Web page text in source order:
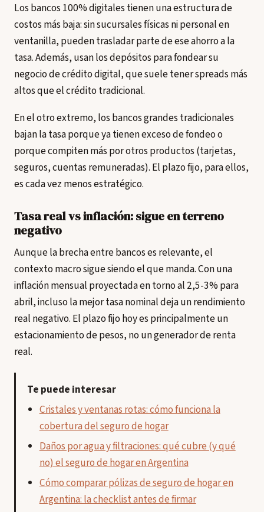
Los bancos 100% digitales tienen una estructura de
costos más baja: sin sucursales físicas ni personal en
ventanilla, pueden trasladar parte de ese ahorro a la
tasa. Además, usan los depósitos para fondear su
negocio de crédito digital, que suele tener spreads más
altos que el crédito tradicional.
En el otro extremo, los bancos grandes tradicionales
bajan la tasa porque ya tienen exceso de fondeo o
porque compiten más por otros productos (tarjetas,
seguros, cuentas remuneradas). El plazo fijo, para ellos,
es cada vez menos estratégico.
Tasa real vs inflación: sigue en terreno
negativo
Aunque la brecha entre bancos es relevante, el
contexto macro sigue siendo el que manda. Con una
inflación mensual proyectada en torno al 2,5-3% para
abril, incluso la mejor tasa nominal deja un rendimiento
real negativo. El plazo fijo hoy es principalmente un
estacionamiento de pesos, no un generador de renta
real.
Te puede interesar
Cristales y ventanas rotas: cómo funciona la
cobertura del seguro de hogar
Daños por agua y filtraciones: qué cubre (y qué
no) el seguro de hogar en Argentina
Cómo comparar pólizas de seguro de hogar en
Argentina: la checklist antes de firmar